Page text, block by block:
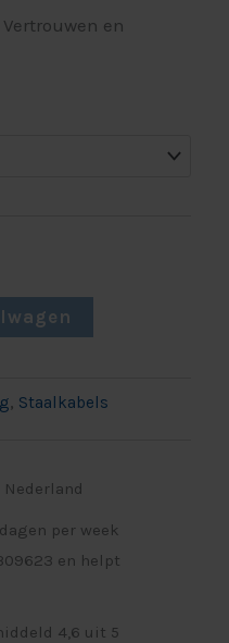
en
, Staalkabels
per week
en helpt
4,6 uit 5